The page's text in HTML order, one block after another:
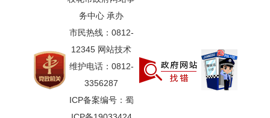
务中心 承办
市民热线：0812-
12345 网站技术
维护电话：0812-
3356287
ICP备案编号：蜀